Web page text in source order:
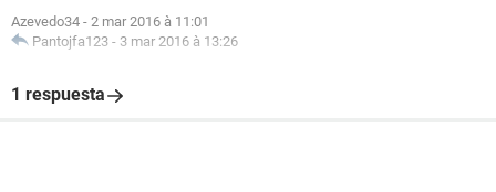
Azevedo34 - 2 mar 2016 à 11:01
Pantojfa123 - 3 mar 2016 à 13:26
1 respuesta